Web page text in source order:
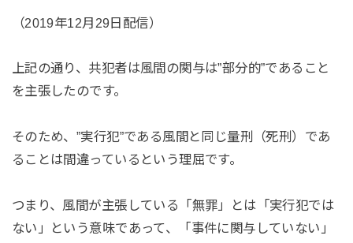
（2019年12月29日配信）
上記の通り、共犯者は風間の関与は”部分的”であること
を主張したのです。
そのため、”実行犯”である風間と同じ量刑（死刑）であ
ることは間違っているという理屈です。
つまり、風間が主張している「無罪」とは「実行犯では
ない」という意味であって、「事件に関与していない」